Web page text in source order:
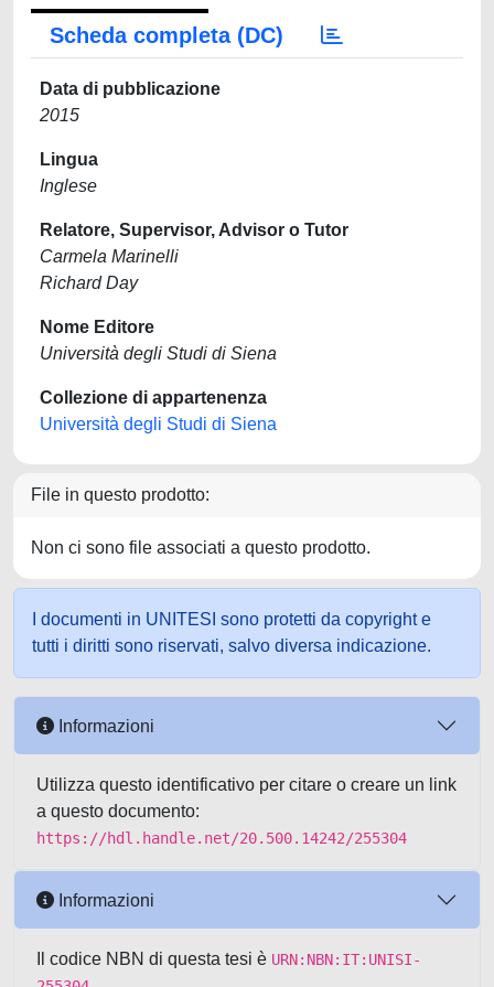
Scheda completa (DC)
Data di pubblicazione
2015
Lingua
Inglese
Relatore, Supervisor, Advisor o Tutor
Carmela Marinelli
Richard Day
Nome Editore
Università degli Studi di Siena
Collezione di appartenenza
Università degli Studi di Siena
File in questo prodotto:
Non ci sono file associati a questo prodotto.
I documenti in UNITESI sono protetti da copyright e
tutti i diritti sono riservati, salvo diversa indicazione.
Informazioni
Utilizza questo identificativo per citare o creare un link
a questo documento:
https://hdl.handle.net/20.500.14242/255304
Informazioni
Il codice NBN di questa tesi è URN:NBN:IT:UNISI-